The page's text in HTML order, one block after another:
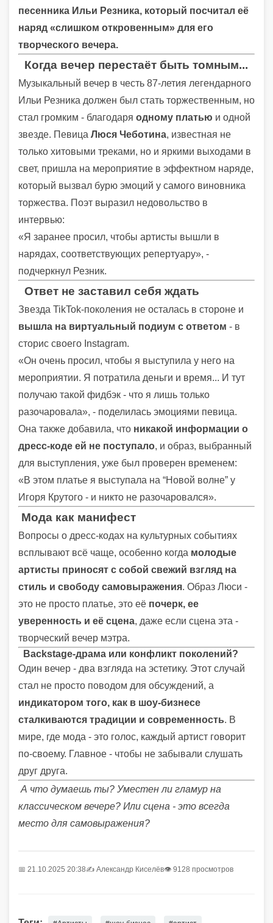
песенника Ильи Резника, который посчитал её
наряд «слишком откровенным» для его
творческого вечера.
Когда вечер перестаёт быть томным...
Музыкальный вечер в честь 87-летия легендарного
Ильи Резника должен был стать торжественным, но
стал громким - благодаря одному платью и одной
звезде. Певица Люся Чеботина, известная не
только хитовыми треками, но и яркими выходами в
свет, пришла на мероприятие в эффектном наряде,
который вызвал бурю эмоций у самого виновника
торжества. Поэт выразил недовольство в
интервью:
«Я заранее просил, чтобы артисты вышли в
нарядах, соответствующих репертуару», -
подчеркнул Резник.
Ответ не заставил себя ждать
Звезда TikTok-поколения не осталась в стороне и
вышла на виртуальный подиум с ответом - в
сторис своего Instagram.
«Он очень просил, чтобы я выступила у него на
мероприятии. Я потратила деньги и время... И тут
получаю такой фидбэк - что я лишь только
разочаровала», - поделилась эмоциями певица.
Она также добавила, что никакой информации о
дресс-коде ей не поступало, и образ, выбранный
для выступления, уже был проверен временем:
«В этом платье я выступала на “Новой волне” у
Игоря Крутого - и никто не разочаровался».
Мода как манифест
Вопросы о дресс-кодах на культурных событиях
всплывают всё чаще, особенно когда молодые
артисты приносят с собой свежий взгляд на
стиль и свободу самовыражения. Образ Люси -
это не просто платье, это её почерк, ее
уверенность и её сцена, даже если сцена эта -
творческий вечер мэтра.
Backstage-драма или конфликт поколений?
Один вечер - два взгляда на эстетику. Этот случай
стал не просто поводом для обсуждений, а
индикатором того, как в шоу-бизнесе
сталкиваются традиции и современность. В
мире, где мода - это голос, каждый артист говорит
по-своему. Главное - чтобы не забывали слушать
друг друга.
А что думаешь ты? Уместен ли гламур на
классическом вечере? Или сцена - это всегда
место для самовыражения?
📅 21.10.2025 20:38✍️ Александр Киселёв👁 9128 просмотров